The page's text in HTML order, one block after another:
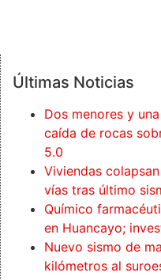
Últimas Noticias
Dos menores y
caída de rocas
5.0
Viviendas
vías tras último
Químico
en Huancayo;
Nuevo sismo de
kilómetros al